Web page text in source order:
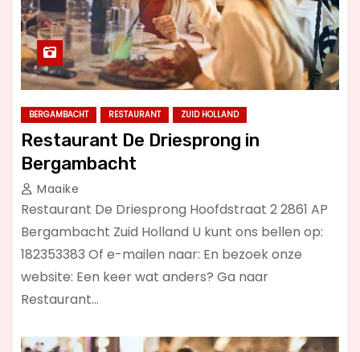
BERGAMBACHT RESTAURANT ZUID HOLLAND
Restaurant De Driesprong in
Bergambacht
Maaike
Restaurant De Driesprong Hoofdstraat 2 2861 AP
Bergambacht Zuid Holland U kunt ons bellen op:
182353383 Of e-mailen naar: En bezoek onze
website: Een keer wat anders? Ga naar
Restaurant…